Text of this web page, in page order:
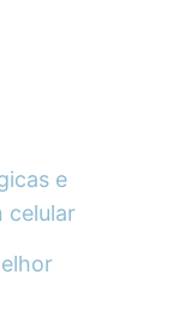
e
celular